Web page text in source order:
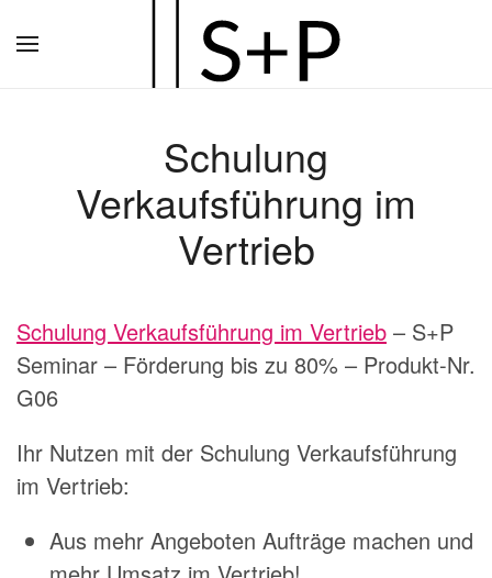
Hauptinhalt
Schulung
Verkaufsführung im
Vertrieb
Schulung Verkaufsführung im Vertrieb – S+P
Seminar – Förderung bis zu 80% – Produkt-Nr.
G06
Ihr Nutzen mit der Schulung Verkaufsführung
im Vertrieb:
Aus mehr Angeboten Aufträge machen und